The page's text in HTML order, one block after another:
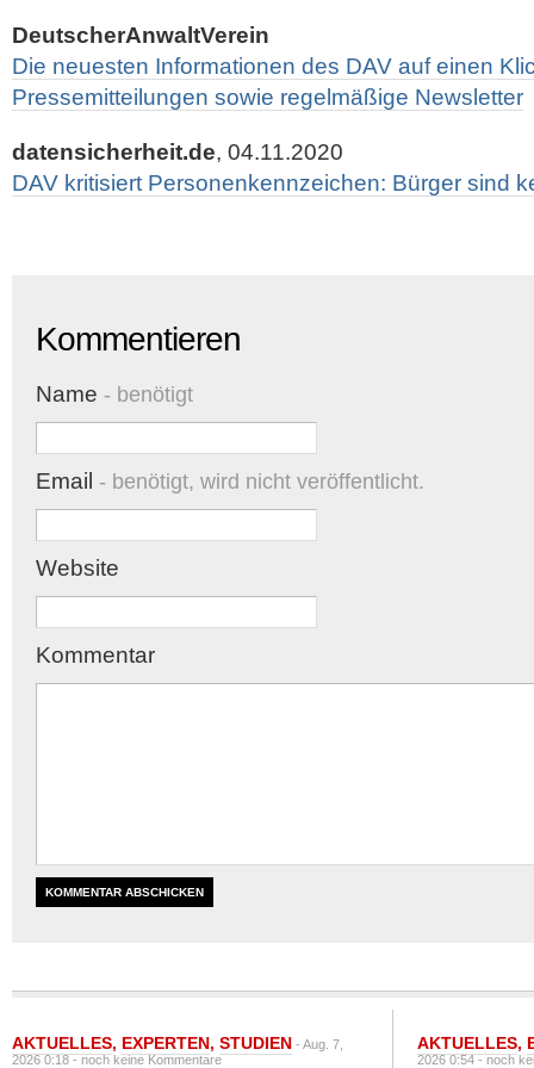
DeutscherAnwaltVerein
Die neuesten Informationen des DAV auf einen
Pressemitteilungen sowie regelmäßige Newsletter
datensicherheit.de, 04.11.2020
DAV kritisiert Personenkennzeichen: Bürger sind
Kommentieren
Name - benötigt
Email - benötigt, wird nicht veröffentlicht.
Website
Kommentar
AKTUELLES, EXPERTEN, STUDIEN - Aug. 7,
2026 0:18 -noch keine Kommentare
AKTUELLES,
2026 0:54 -noch